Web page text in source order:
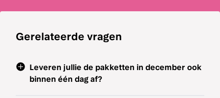
Gerelateerde vragen
Leveren jullie de pakketten in december ook
binnen één dag af?